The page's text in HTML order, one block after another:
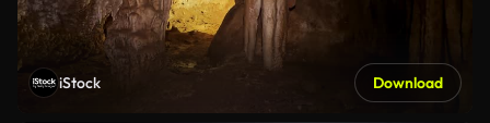
iStock Download